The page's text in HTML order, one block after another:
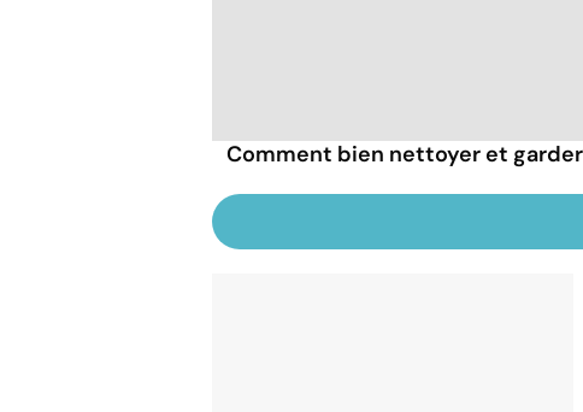
Comment bien nettoyer et